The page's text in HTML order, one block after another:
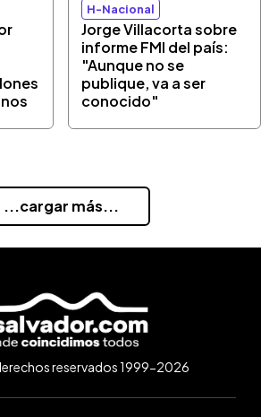
H-Nacional
Jorge Villacorta sobre
informe FMI del país:
"Aunque no se
publique, va a ser
conocido"
...cargar más...
reservados 1999-2026